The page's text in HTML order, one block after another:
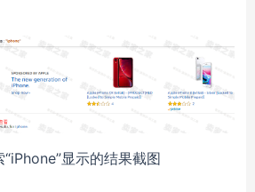
显示的结果截图